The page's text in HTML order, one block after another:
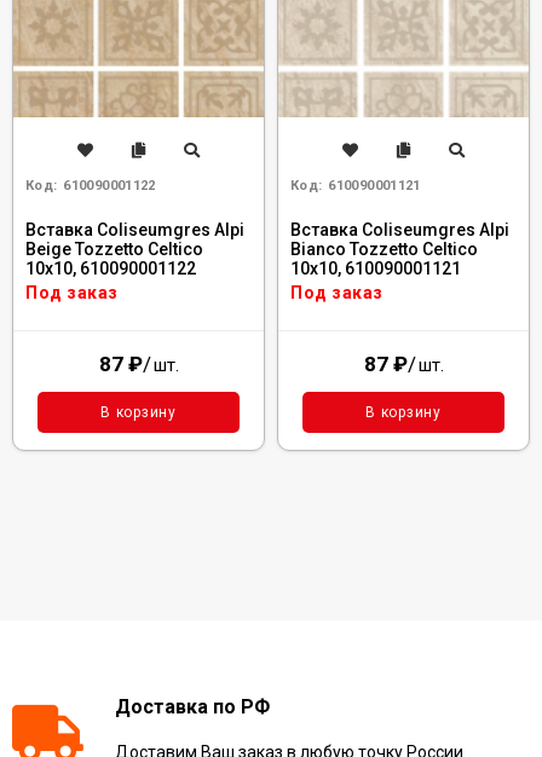
Код: 610090001122
Вставка Coliseumgres Alpi
Beige Tozzetto Celtico
10x10, 610090001122
Под заказ
87 ₽/шт.
В корзину
Код: 610090001121
Вставка Coliseumgres Alpi
Bianco Tozzetto Celtico
10x10, 610090001121
Под заказ
87 ₽/шт.
В корзину
Доставка по РФ
Доставим Ваш заказ в любую точку России